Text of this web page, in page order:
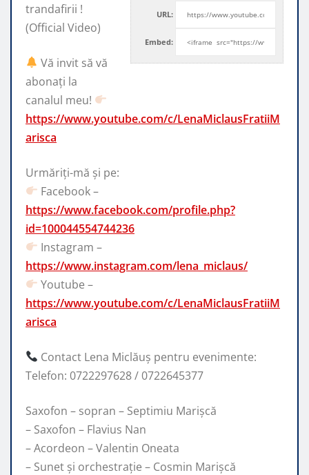
URL:
Embed:
trandafirii !
(Official Video)
Vă invit să vă
abonați la
canalul meu!
https://www.youtube.com/c/LenaMiclausFratiiM
arisca
Urmăriți-mă și pe:
Facebook –
https://www.facebook.com/profile.php?
id=100044554744236
Instagram –
https://www.instagram.com/lena_miclaus/
Youtube –
https://www.youtube.com/c/LenaMiclausFratiiM
arisca
Contact Lena Miclăuș pentru evenimente:
Telefon: 0722297628 / 0722645377
Saxofon – sopran – Septimiu Marișcă
– Saxofon – Flavius Nan
– Acordeon – Valentin Oneata
– Sunet și orchestrație – Cosmin Marișcă